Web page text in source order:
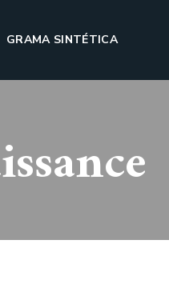
GRAMA SINTÉTICA